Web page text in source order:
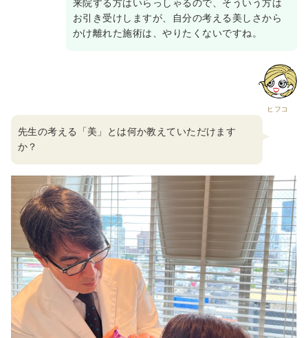
来院する方はいらっしゃるので、そういう方は
お引き受けしますが、自分の考える美しさから
かけ離れた施術は、やりたくないですね。
ヒフコ
先生の考える「美」とは何か教えていただけます
か？